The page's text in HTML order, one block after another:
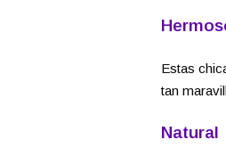
Estas
tan
Natural